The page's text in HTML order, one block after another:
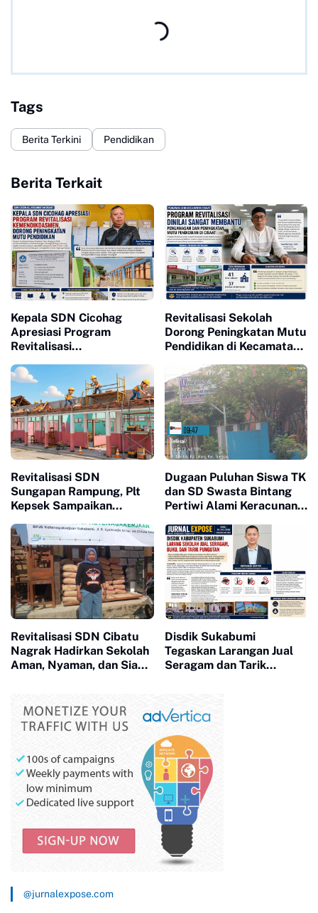
Tags
Berita Terkini Pendidikan
Berita Terkait
Kepala SDN Cicohag
Apresiasi Program
Revitalisasi
Peningkatan Mutu
Pendidikan
Revitalisasi Sekolah
Dorong Peningkatan Mutu
Pendidikan di Kecamatan
Revitalisasi SDN
Sungapan Rampung, Plt
Kepsek Sampaikan
Perhatian untuk SD
Cibunar 3
Dugaan Puluhan Siswa TK
dan SD Swasta Bintang
Pertiwi Alami Keracunan
Makanan Program MBG
Revitalisasi SDN Cibatu
Nagrak Hadirkan Sekolah
Aman, Nyaman, dan Siap
Disdik Sukabumi
Tegaskan Larangan Jual
Seragam dan Tarik
@jurnalexpose.com